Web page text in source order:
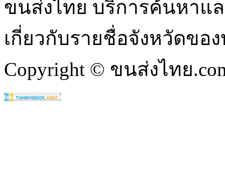
ขนส่งไทย บริการค้นหาแ
เกี่ยวกับรายชื่อจังหวัดขอ
Copyright © ขนส่งไทย